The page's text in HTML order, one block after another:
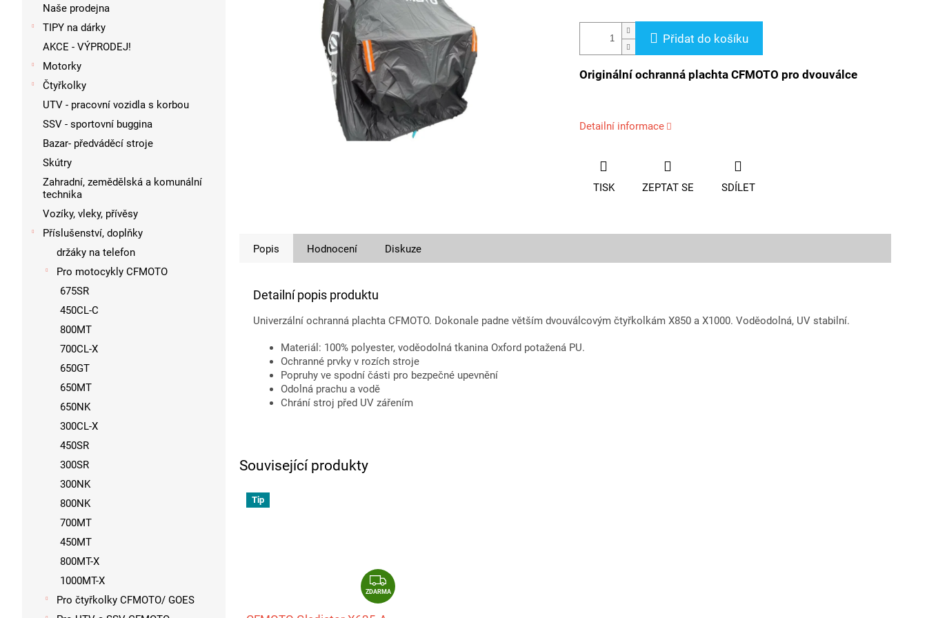
Naše prodejna
TIPY na dárky
AKCE - VÝPRODEJ!
Motorky
Čtyřkolky
UTV - pracovní vozidla s korbou
SSV - sportovní buggina
Bazar- předváděcí stroje
Skútry
Zahradní, zemědělská a komunální
technika
Vozíky, vleky, přívěsy
Příslušenství, doplňky
držáky na telefon
Pro motocykly CFMOTO
675SR
450CL-C
800MT
700CL-X
650GT
650MT
650NK
300CL-X
450SR
300SR
300NK
800NK
700MT
450MT
800MT-X
1000MT-X
Pro čtyřkolky CFMOTO/ GOES
Přidat do košíku
Originální ochranná plachta CFMOTO pro dvouválce
Detailní informace
TISK ZEPTAT SE SDÍLET
Související produkty
Tip
Z
D
ZDARMA
Popis Hodnocení Diskuze
Detailní popis produktu
Univerzální ochranná plachta CFMOTO. Dokonale padne větším dvouválcovým čtyřkolkám X850 a X1000. Voděodolná, UV stabilní.
Materiál: 100% polyester, voděodolná tkanina Oxford potažená PU.
Ochranné prvky v rozích stroje
Popruhy ve spodní části pro bezpečné upevnění
Odolná prachu a vodě
Chrání stroj před UV zářením